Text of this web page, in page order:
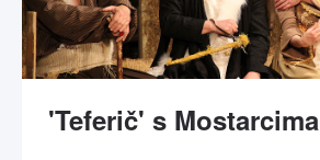
'Teferič' s Mostarcima